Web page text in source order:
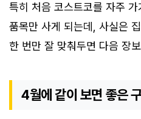
특히 처음 코스트코를 자주
품목만 사게 되는데, 사실은
한 번만 잘 맞춰두면 다음 장
4월에 같이 보면 좋은